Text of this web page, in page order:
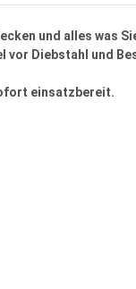
und alles was
vor Diebstahl und
einsatzbereit.